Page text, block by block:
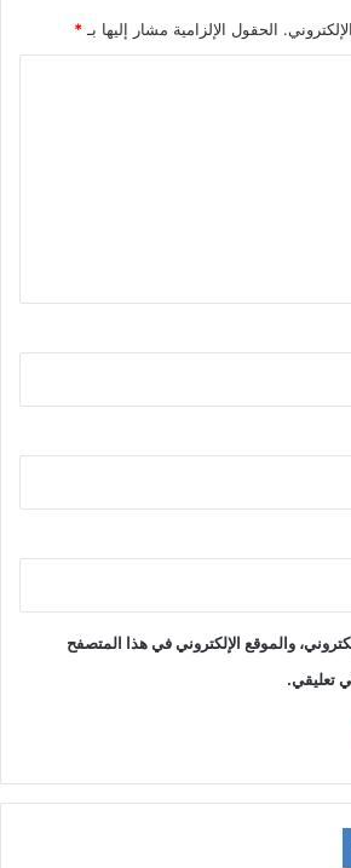
الحقول الإلزامية مشار إليها بـ *
والموقع الإلكتروني في هذا المتصفح
تعليقي.